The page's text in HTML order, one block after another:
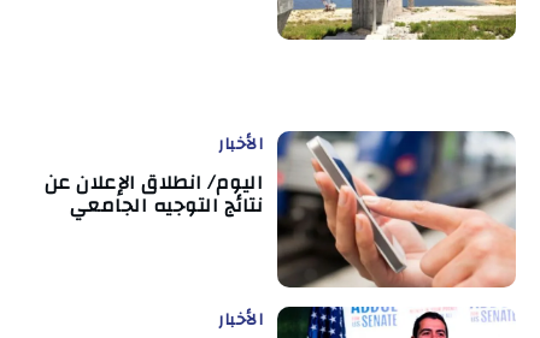
الأخبار
اليوم/ انطلاق الإعلان عن
نتائج التوجيه الجامعي
الأخبار